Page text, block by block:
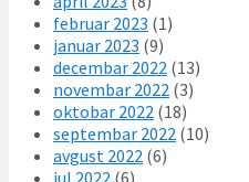
februar 2023 (1)
januar 2023 (9)
decembar 2022 (13)
novembar 2022 (3)
oktobar 2022 (18)
septembar 2022 (10)
avgust 2022 (6)